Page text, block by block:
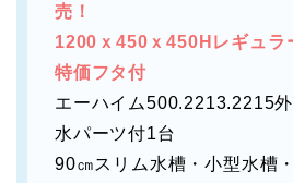
売！
1200ｘ450ｘ450Hレギュ
特価フタ付
エーハイム500.2213.2215
水パーツ付1台
90㎝スリム水槽・小型水槽